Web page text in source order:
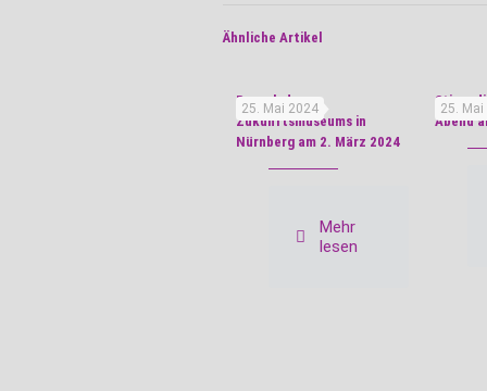
Ähnliche Artikel
25. Mai 2024
Besuch des
Zukunftsmuseums in
Nürnberg am 2. März 2024
Mehr
lesen
25.
Abend